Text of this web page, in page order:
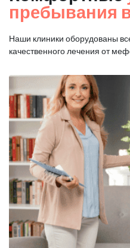
пребывания
Наши клиники оборудованы
качественного лечения от